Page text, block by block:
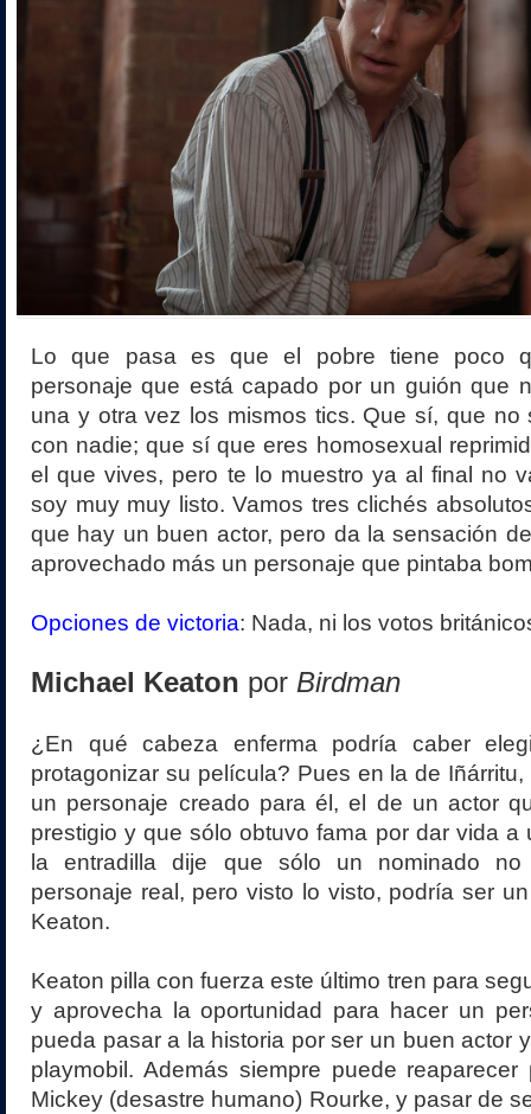
Lo que pasa es que el pobre tiene poco
personaje que está capado por un guión que
una y otra vez los mismos tics. Que sí, que no
con nadie; que sí que eres homosexual
el que vives, pero te lo muestro ya al final no
soy muy muy listo. Vamos tres clichés
que hay un buen actor, pero da la sensación
aprovechado más un personaje que pintaba
Opciones de victoria: Nada, ni los votos
Michael Keaton por Birdman
¿En qué cabeza enferma podría caber
protagonizar su película? Pues en la de
un personaje creado para él, el de un actor
prestigio y que sólo obtuvo fama por dar vida a
la entradilla dije que sólo un nominado
personaje real, pero visto lo visto, podría ser
Keaton.
Keaton pilla con fuerza este último tren para
y aprovecha la oportunidad para hacer un
pueda pasar a la historia por ser un buen actor
playmobil. Además siempre puede
Mickey (desastre humano) Rourke, y pasar de